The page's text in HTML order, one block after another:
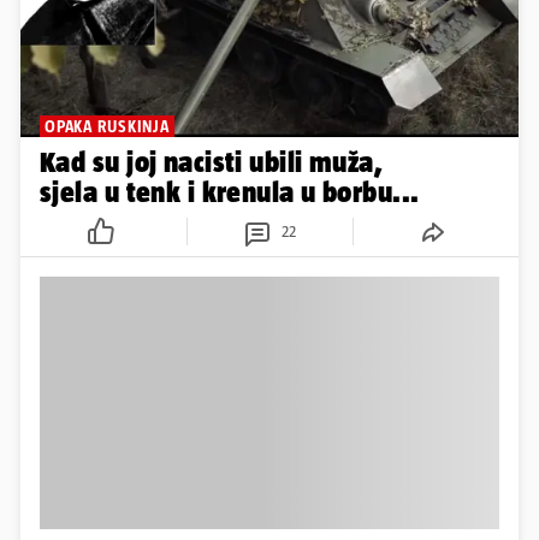
OPAKA RUSKINJA
Kad su joj nacisti ubili muža,
sjela u tenk i krenula u borbu...
22